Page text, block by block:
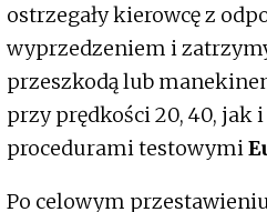
ostrzegały kierowcę z
wyprzedzeniem i
przeszkodą lub
przy prędkości 20, 40, jak
procedurami testowymi
Po celowym